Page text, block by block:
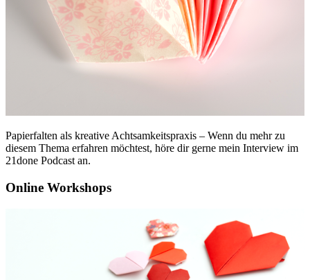
Papierfalten als kreative Achtsamkeitspraxis – Wenn du mehr zu
diesem Thema erfahren möchtest, höre dir gerne mein Interview im
21done Podcast an.
Online Workshops